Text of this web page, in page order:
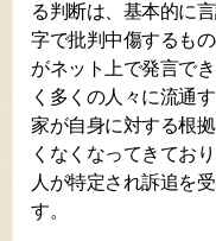
る判断は、基本的に
字で批判中傷するも
がネット上で発言で
く多くの人々に流通
家が自身に対する根
くなくなってきてお
人が特定され訴追を
す。